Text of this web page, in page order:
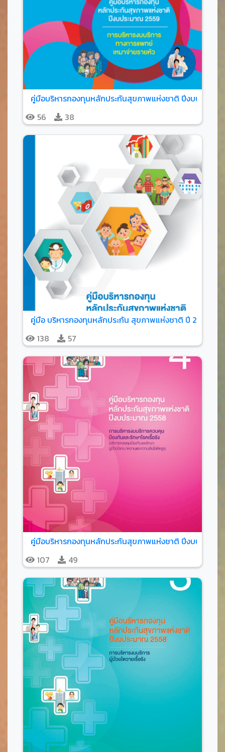
คู่มือบริหารกองทุนหลักประกันสุขภาพแห่งชาติ ปีงบประมาณ
56
38
คู่มือ บริหารกองทุนหลักประกัน สุขภาพแห่งชาติ ปี 2561
138
57
คู่มือบริหารกองทุนหลักประกันสุขภาพแห่งชาติ ปีงบประมาณ
107
49